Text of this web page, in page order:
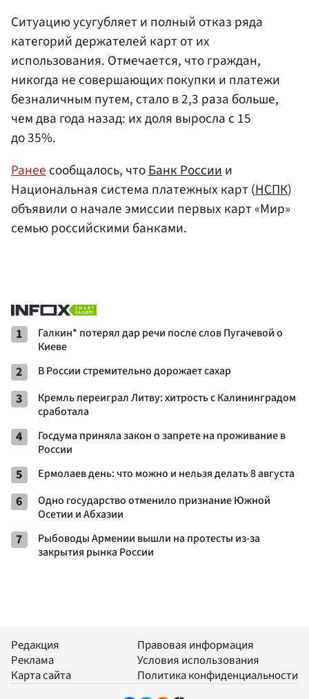
Ситуацию усугубляет и полный отказ ряда
категорий держателей карт от их
использования. Отмечается, что граждан,
никогда не совершающих покупки и платежи
безналичным путем, стало в 2,3 раза больше,
чем два года назад: их доля выросла с 15
до 35%.
Ранеесообщалось, чтоБанк Россиии
Национальная система платежных карт (НСПК)
объявили о начале эмиссии первых карт «Мир»
семью российскими банками.
1
Галкин* потерял дар речи после слов Пугачевой о
Киеве
2 В России стремительно дорожает сахар
3
Кремль переиграл Литву: хитрость с Калининградом
сработала
4
Госдума приняла закон о запрете на проживание в
России
5 Ермолаев день: что можно и нельзя делать 8 августа
6
Одно государство отменило признание Южной
Осетии и Абхазии
7
Рыбоводы Армении вышли на протесты из-за
закрытия рынка России
Редакция
Реклама
Карта сайта
Правовая информация
Условия использования
Политика конфиденциальности